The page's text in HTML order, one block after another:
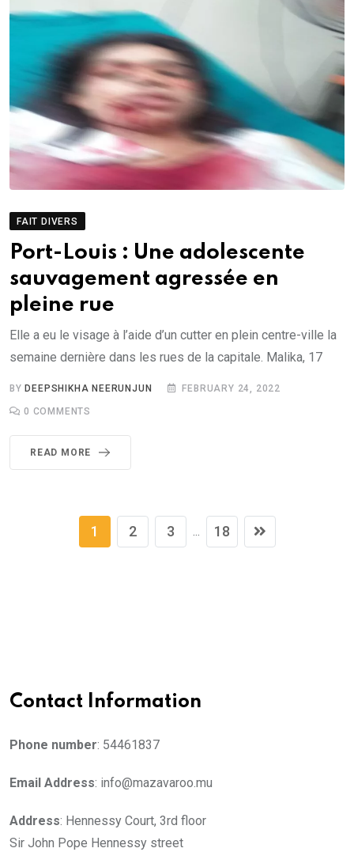
FAIT DIVERS
Port-Louis : Une adolescente
sauvagement agressée en
pleine rue
Elle a eu le visage à l’aide d’un cutter en plein centre-ville la
semaine dernière dans les rues de la capitale. Malika, 17
BY DEEPSHIKHA NEERUNJUN FEBRUARY 24, 2022
0 COMMENTS
READ MORE
1 2 3 ... 18
Contact Information
Phone number: 54461837
Email Address: info@mazavaroo.mu
Address: Hennessy Court, 3rd floor
Sir John Pope Hennessy street